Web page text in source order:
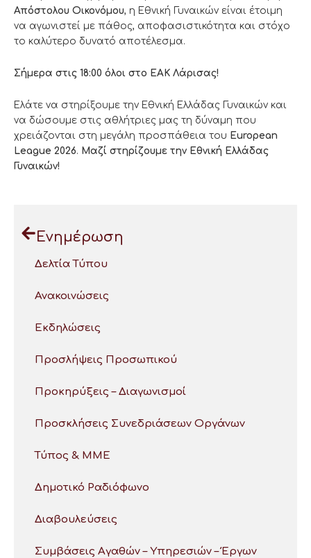
Απόστολου Οικονόμου, η Εθνική Γυναικών είναι έτοιμη
να αγωνιστεί με πάθος, αποφασιστικότητα και στόχο
το καλύτερο δυνατό αποτέλεσμα.
Σήμερα στις 18:00 όλοι στο ΕΑΚ Λάρισας!
Ελάτε να στηρίξουμε την Εθνική Ελλάδας Γυναικών και
να δώσουμε στις αθλήτριες μας τη δύναμη που
χρειάζονται στη μεγάλη προσπάθεια του European
League 2026. Μαζί στηρίζουμε την Εθνική Ελλάδας
Γυναικών!
Ενημέρωση
Δελτία Τύπου
Ανακοινώσεις
Εκδηλώσεις
Προσλήψεις Προσωπικού
Προκηρύξεις – Διαγωνισμοί
Προσκλήσεις Συνεδριάσεων Οργάνων
Τύπος & ΜΜΕ
Δημοτικό Ραδιόφωνο
Διαβουλεύσεις
Συμβάσεις Αγαθών – Υπηρεσιών – Έργων